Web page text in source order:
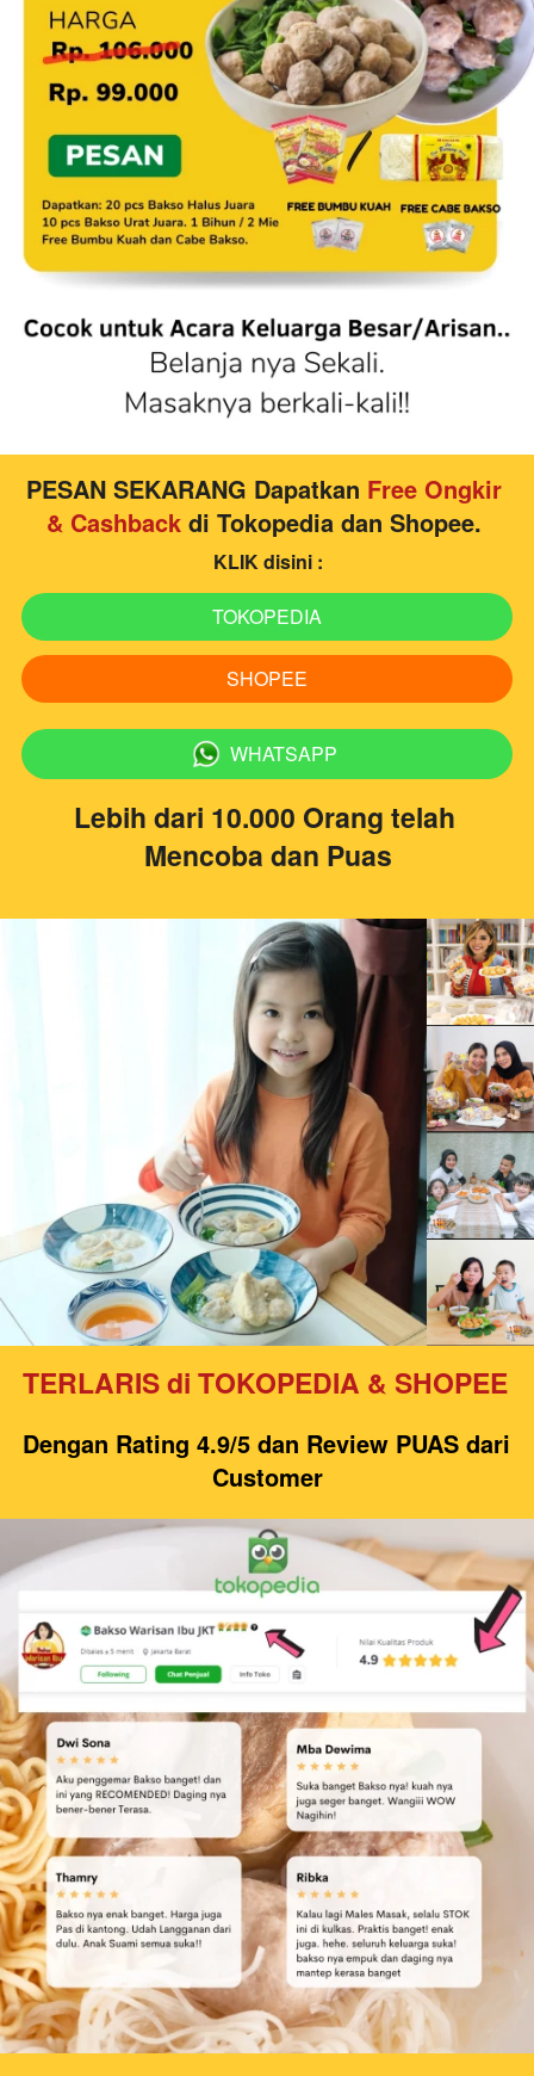
PESAN SEKARANG Dapatkan Free Ongkir
& Cashback di Tokopedia dan Shopee.
KLIK disini :
`
TOKOPEDIA
`
SHOPEE
` WHATSAPP
Lebih dari 10.000 Orang telah
Mencoba dan Puas
TERLARISdi TOKOPEDIA & SHOPEE
Dengan Rating 4.9/5 dan Review PUAS dari
Customer